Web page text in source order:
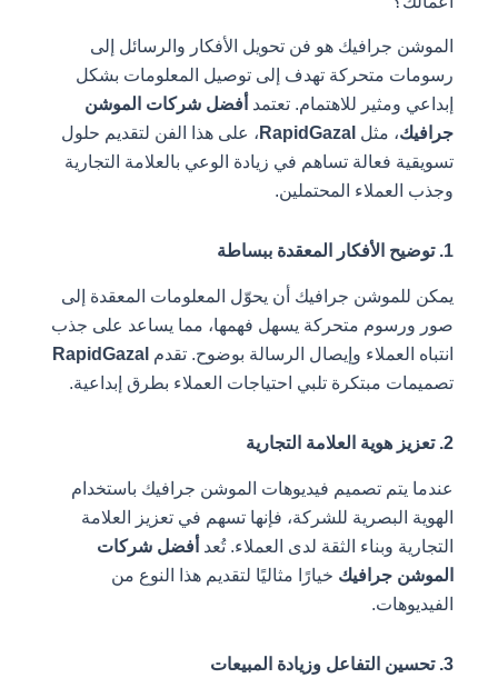
الموشن جرافيك هو فن تحويل الأفكار والرسائل إلى
رسومات متحركة تهدف إلى توصيل المعلومات بشكل
إبداعي ومثير للاهتمام. تعتمدأفضل شركات الموشن
جرافيك، مثلRapidGazal، على هذا الفن لتقديم حلول
تسويقية فعالة تساهم في زيادة الوعي بالعلامة التجارية
وجذب العملاء المحتملين.
يمكن للموشن جرافيك أن يحوّل المعلومات المعقدة إلى
صور ورسوم متحركة يسهل فهمها، مما يساعد على جذب
انتباه العملاء وإيصال الرسالة بوضوح. تقدمRapidGazal
تصميمات مبتكرة تلبي احتياجات العملاء بطرق إبداعية.
عندما يتم تصميم فيديوهات الموشن جرافيك باستخدام
الهوية البصرية للشركة، فإنها تسهم في تعزيز العلامة
التجارية وبناء الثقة لدى العملاء. تُعدأفضل شركات
الموشن جرافيكخيارًا مثاليًا لتقديم هذا النوع من
الفيديوهات.